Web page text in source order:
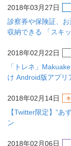
2018年03月27日
診察券や保険証、
収納できる 「スキ
2018年02月22日
「トレネ」
け Android版アプリ
2018年02月14日
【Twitter限定】“あ
ン
2018年02月06日